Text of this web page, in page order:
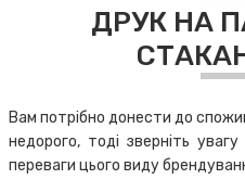
ДРУК НА
Вам потрібно донести до
недорого, тоді зверніть
переваги цього виду